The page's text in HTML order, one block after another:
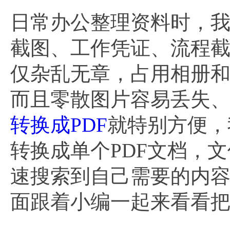
日常办公整理资料时，
截图、工作凭证、流程
仅杂乱无章，占用相册
而且零散图片容易丢失
转换成PDF就特别方便
转换成单个PDF文档，
速搜索到自己需要的内
面跟着小编一起来看看